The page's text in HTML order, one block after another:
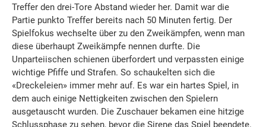
Treffer den drei-Tore Abstand wieder her. Damit war die
Partie punkto Treffer bereits nach 50 Minuten fertig. Der
Spielfokus wechselte über zu den Zweikämpfen, wenn man
diese überhaupt Zweikämpfe nennen durfte. Die
Unparteiischen schienen überfordert und verpassten einige
wichtige Pfiffe und Strafen. So schaukelten sich die
«Dreckeleien» immer mehr auf. Es war ein hartes Spiel, in
dem auch einige Nettigkeiten zwischen den Spielern
ausgetauscht wurden. Die Zuschauer bekamen eine hitzige
Schlussphase zu sehen, bevor die Sirene das Spiel beendete.